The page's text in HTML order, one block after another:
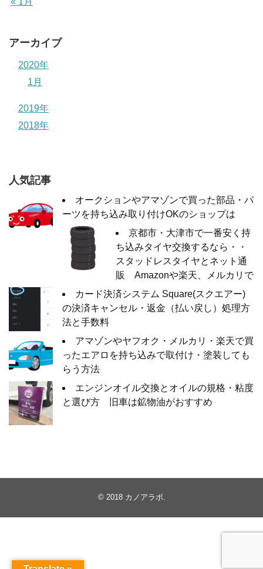
アーカイブ
2020年
1月
2019年
2018年
人気記事
オークションやアマゾンで買った部品・パ
ーツを持ち込み取り付けOKのショップは
京都市・大津市で一番安く持
ち込みタイヤ交換するなら・・
スタッドレスタイヤとネット通
販 Amazonや楽天、メルカリで
カード決済システム Square(スクエアー)
の決済キャンセル・返金（払い戻し）処理方
法と手数料
アマゾンやヤフオク・メルカリ・楽天で買
ったエアロを持ち込みで取付け・塗装しても
らう方法
エンジンオイル交換とオイルの規格・粘度
と選び方 旧車は鉱物油がおすすめ
© 2018 カノアラボ.